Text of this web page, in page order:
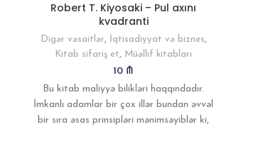
Robert T. Kiyosaki – Pul axını
kvadranti
Digər vəsaitlər, İqtisadiyyat və biznes,
Kitab sifariş et, Müəllif kitabları
10 ₼
Bu kitab maliyyə bilikləri haqqındadır.
İmkanlı adamlar bir çox illər bundan əvvəl
bir sıra əsas prinsipləri mənimsəyiblər ki,